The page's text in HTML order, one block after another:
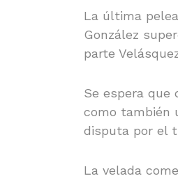
La última
González
parte
Se espera que
como también
disputa por el
La velada